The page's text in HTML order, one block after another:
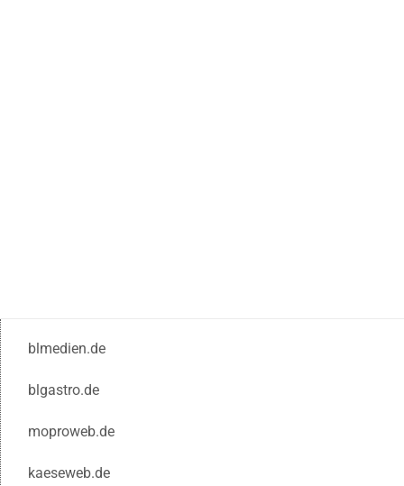
blmedien.de
blgastro.de
moproweb.de
kaeseweb.de